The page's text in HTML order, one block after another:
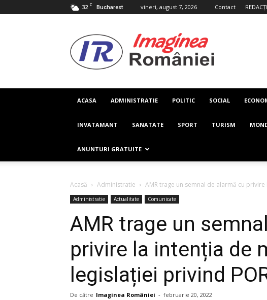
32 C Bucharest vineri, august 7, 2026 Contact
Imaginea
Romaniei
ACASA ADMINISTRATIE POLITIC SOCIAL
INVATAMANT SANATATE SPORT TURISM
ANUNTURI GRATUITE
Acasă Administratie AMR trage un semnal de alarmă cu
Administratie Actualitate Comunicate
AMR trage un
privire la intenția de
legislației privind
De către Imaginea României - februarie 20, 2022